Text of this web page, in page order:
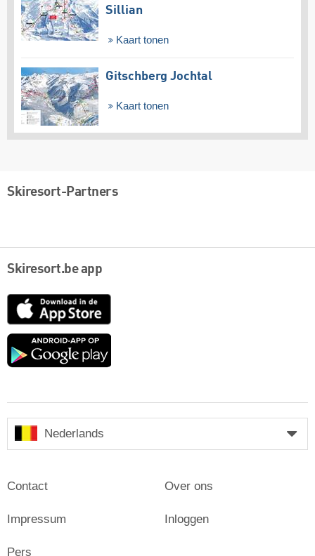
Sillian
Kaart tonen
Gitschberg Jochtal
Kaart tonen
Skiresort-Partners
Skiresort.be app
App
Google
Nederlands
Contact
Impressum
Pers
Over ons
Inloggen